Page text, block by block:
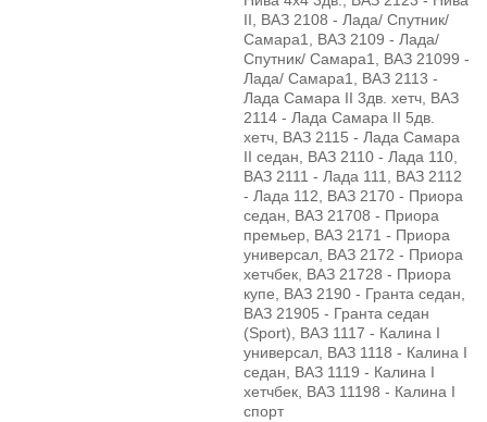
II, ВАЗ 2108 - Лада/ Спутник/
Самара1, ВАЗ 2109 - Лада/
Спутник/ Самара1, ВАЗ 21099 -
Лада/ Самара1, ВАЗ 2113 -
Лада Самара II 3дв. хетч, ВАЗ
2114 - Лада Самара II 5дв.
хетч, ВАЗ 2115 - Лада Самара
II седан, ВАЗ 2110 - Лада 110,
ВАЗ 2111 - Лада 111, ВАЗ 2112
- Лада 112, ВАЗ 2170 - Приора
седан, ВАЗ 21708 - Приора
премьер, ВАЗ 2171 - Приора
универсал, ВАЗ 2172 - Приора
хетчбек, ВАЗ 21728 - Приора
купе, ВАЗ 2190 - Гранта седан,
ВАЗ 21905 - Гранта седан
(Sport), ВАЗ 1117 - Калина I
универсал, ВАЗ 1118 - Калина I
седан, ВАЗ 1119 - Калина I
хетчбек, ВАЗ 11198 - Калина I
спорт